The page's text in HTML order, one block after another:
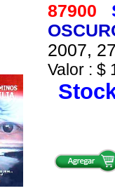
87900
2007,
Valor : $